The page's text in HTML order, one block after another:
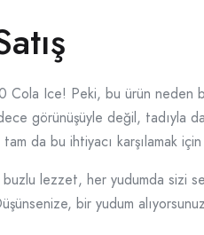
Ice! Peki, bu ürün neden
görünüşüyle değil, tadıyla
da bu ihtiyacı karşılamak için
lezzet, her yudumda sizi
bir yudum